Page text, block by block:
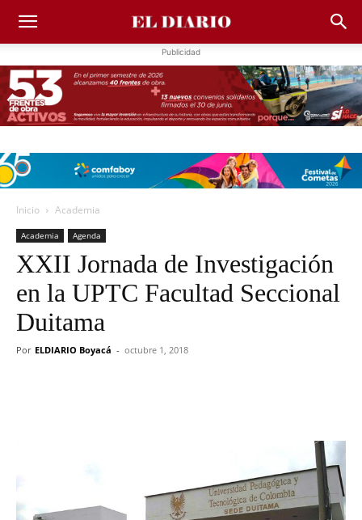
Publicidad
Inicio Academia
Academia Agenda
XXII Jornada de Investigación
en la UPTC Facultad Seccional
Duitama
Por ELDIARIO Boyacá - octubre 1, 2018